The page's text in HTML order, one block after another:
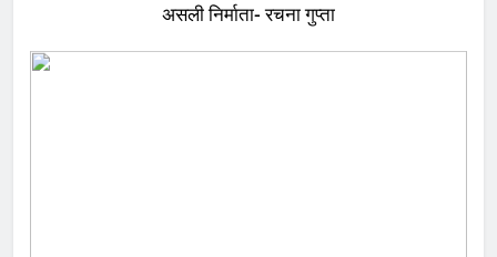
असली निर्माता- रचना गुप्ता